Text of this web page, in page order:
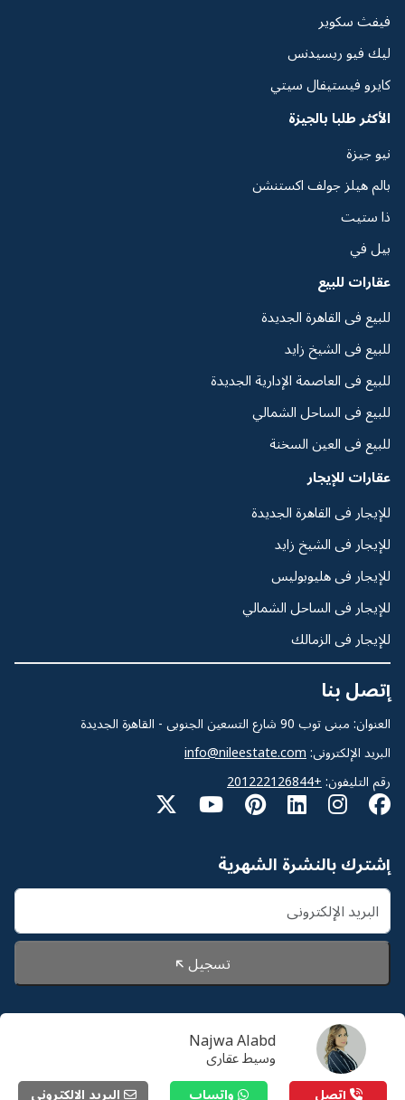
Najwa Alabd
وسيط عقارى
إتصل واتساب البريد الإلكترونى
فيفث سكوير
ليك فيو ريسيدنس
كايرو فيستيفال سيتي
الأكثر طلبا بالجيزة
نيو جيزة
بالم هيلز جولف اكستنشن
ذا ستيت
بيل في
عقارات للبيع
للبيع فى القاهرة الجديدة
للبيع فى الشيخ زايد
للبيع فى العاصمة الإدارية الجديدة
للبيع فى الساحل الشمالي
للبيع فى العين السخنة
عقارات للإيجار
للإيجار فى القاهرة الجديدة
للإيجار فى الشيخ زايد
للإيجار فى هليوبوليس
للإيجار فى الساحل الشمالي
للإيجار فى الزمالك
إتصل بنا
العنوان: مبنى توب 90 شارع التسعين الجنوبى - القاهرة الجديدة
البريد الإلكترونى: info@nileestate.com
رقم التليفون: +201222126844
إشترك بالنشرة الشهرية
تسجيل
© 2026 Nileestate. جميع الحقوق محفوظة لشركة نايل
استيت
سياسة الخصوصية